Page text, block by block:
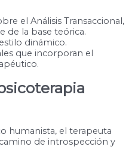
el Análisis Transaccional,
de la base teórica.
dinámico.
que incorporan el
humanista, el terapeuta
de introspección y